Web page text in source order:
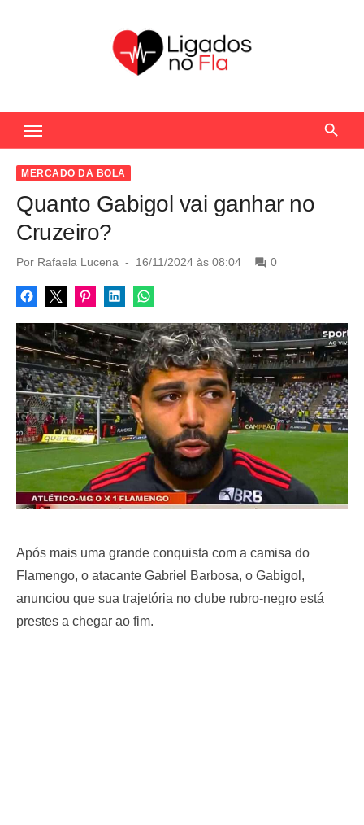
c
MERCADO DA BOLA
Quanto Gabigol vai ganhar no
Cruzeiro?
Por Rafaela Lucena
P
s
t
d
o
n
16/11/2024 às 08:04 0
Após mais uma grande conquista com a camisa do
Flamengo, o atacante Gabriel Barbosa, o Gabigol,
anunciou que sua trajetória no clube rubro-negro está
prestes a chegar ao fim.